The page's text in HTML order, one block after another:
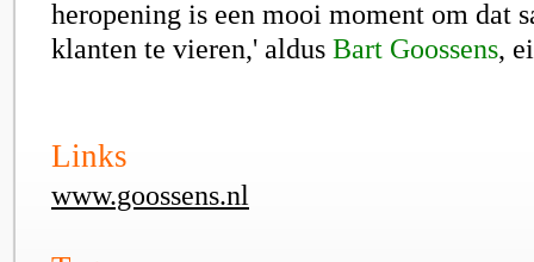
heropening is een mooi moment om dat
klanten te vieren,' aldus Bart Goossens,
Links
www.goossens.nl